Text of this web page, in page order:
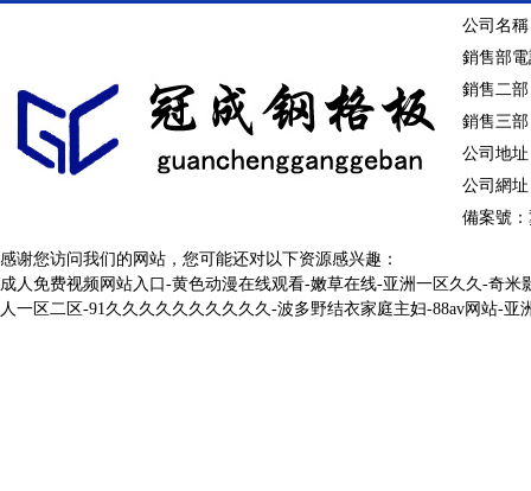
防滑鋼格板
棧橋鋼格板
地溝格
洗車房
|
冷鍍鋅鋼格柵板
異型鋼格柵板
防滑溝蓋板
|
熱鍍鋅溝蓋板 金屬踏步板
|
樓梯
|
圍欄
球形立
公司名
銷售部電
銷售二部
銷售三部
公司地
公司網址
備案號：
感谢您访问我们的网站，您可能还对以下资源感兴趣：
成人免费视频网站入口-黄色动漫在线观看-嫩草在线-亚洲一区久久-奇
人一区二区-91久久久久久久久久久久-波多野结衣家庭主妇-88av网站-